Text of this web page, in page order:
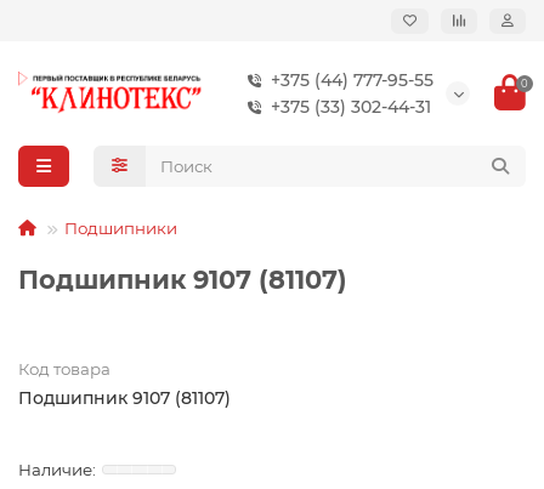
+375 (44) 777-95-55
+375 (33) 302-44-31
0
Подшипники
Подшипник 9107 (81107)
Код товара
Подшипник 9107 (81107)